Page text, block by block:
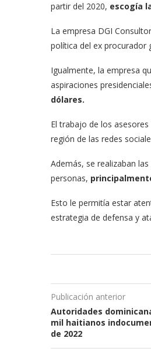
partir del 2020, escogía
La empresa DGI
política del ex procurador
Igualmente, la empresa
aspiraciones
dólares.
El trabajo de los
región de las redes
Además, se realizaban
personas,
Esto le permitía estar
estrategia de defensa y
Publicación anterior
Autoridades
mil haitianos
de 2022